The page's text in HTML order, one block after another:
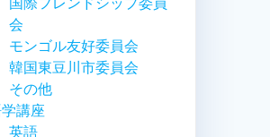
会
モンゴル友好委員会
韓国東豆川市委員会
その他
講座
英語